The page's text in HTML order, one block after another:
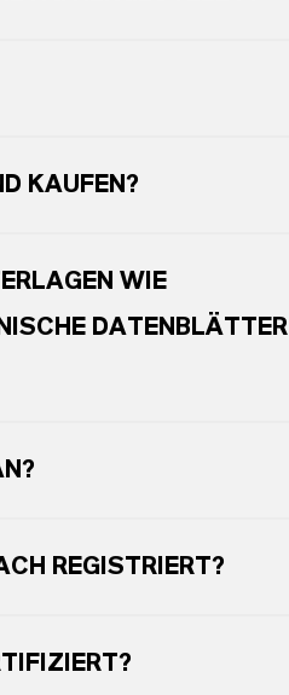
KAUFEN?
WIE
DATENBLÄTTER
REGISTRIERT?